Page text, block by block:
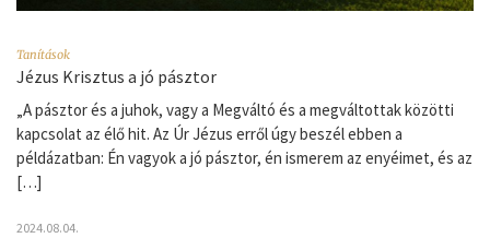
Tanítások
Jézus Krisztus a jó pásztor
„A pásztor és a juhok, vagy a Megváltó és a megváltottak közötti
kapcsolat az élő hit. Az Úr Jézus erről úgy beszél ebben a
példázatban: Én vagyok a jó pásztor, én ismerem az enyéimet, és az
[…]
2024.08.04.